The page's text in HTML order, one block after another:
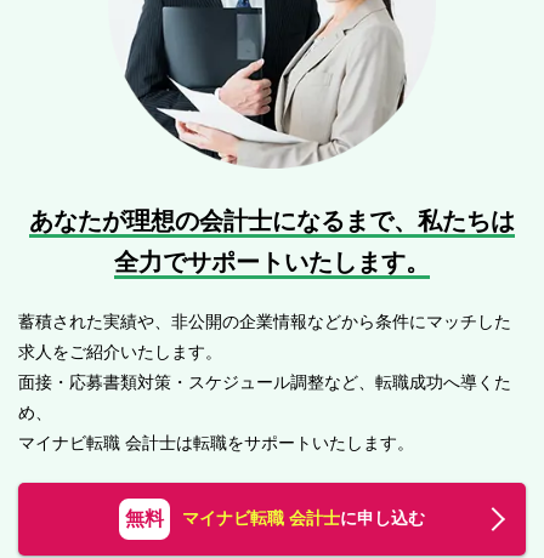
あなたが理想の会計士になるまで、 私たちは
全力でサポートいたします。
蓄積された実績や、非公開の企業情報などから条件にマッチした
求人をご紹介いたします。
面接・応募書類対策・スケジュール調整など、転職成功へ導くた
め、
マイナビ転職 会計士は転職をサポートいたします。
無料 マイナビ転職 会計士に申し込む